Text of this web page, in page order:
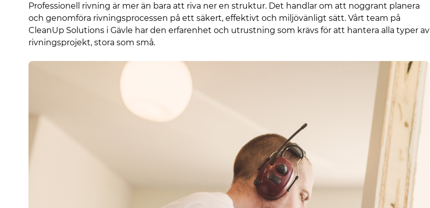
Professionell rivning är mer än bara att riva ner en struktur. Det handlar om att noggrant planera
och genomföra rivningsprocessen på ett säkert, effektivt och miljövänligt sätt. Vårt team på
CleanUp Solutions i Gävle har den erfarenhet och utrustning som krävs för att hantera alla typer av
rivningsprojekt, stora som små.